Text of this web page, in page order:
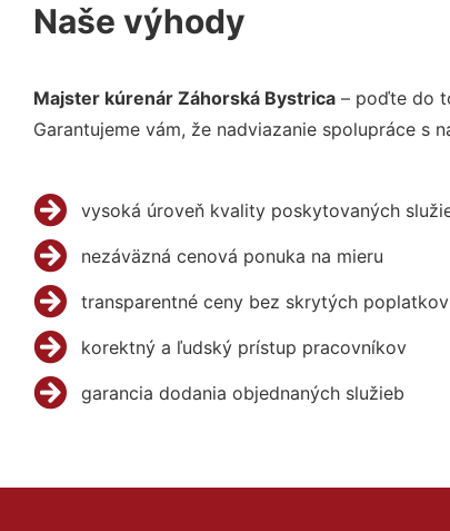
Naše výhody
Majster kúrenár Záhorská Bystrica – poďte do
Garantujeme vám, že nadviazanie spolupráce s
vysoká úroveň kvality poskytovaných
nezáväzná cenová ponuka na mieru
transparentné ceny bez skrytých poplatkov
korektný a ľudský prístup pracovníkov
garancia dodania objednaných služieb